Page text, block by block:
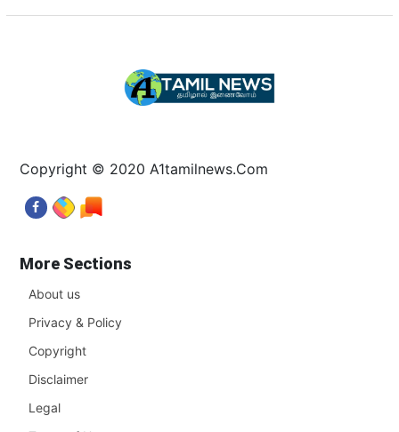
Copyright © 2020 A1tamilnews.Com
More Sections
About us
Privacy & Policy
Copyright
Disclaimer
Legal